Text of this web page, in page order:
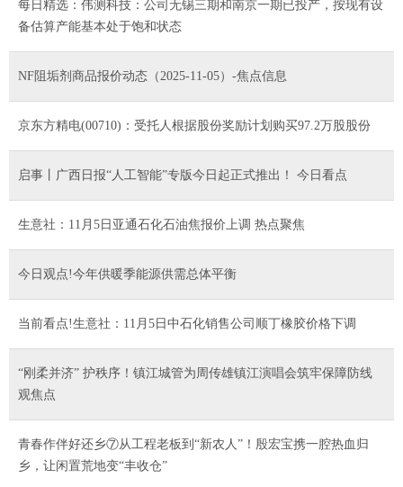
每日精选：伟测科技：公司无锡三期和南京一期已投产，按现有设
备估算产能基本处于饱和状态
NF阻垢剂商品报价动态（2025-11-05）-焦点信息
京东方精电(00710)：受托人根据股份奖励计划购买97.2万股股份
启事丨广西日报“人工智能”专版今日起正式推出！ 今日看点
生意社：11月5日亚通石化石油焦报价上调 热点聚焦
今日观点!今年供暖季能源供需总体平衡
当前看点!生意社：11月5日中石化销售公司顺丁橡胶价格下调
“刚柔并济” 护秩序！镇江城管为周传雄镇江演唱会筑牢保障防线
观焦点
青春作伴好还乡⑦从工程老板到“新农人”！殷宏宝携一腔热血归
乡，让闲置荒地变“丰收仓”